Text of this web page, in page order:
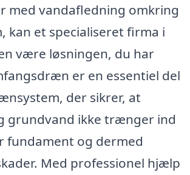
med vandafledning omkring
kan et specialiseret firma i
være løsningen, du har
er en essentiel del
der sikrer, at
grundvand ikke trænger ind
fundament og dermed
Med professionel hjælp